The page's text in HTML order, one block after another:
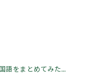
語をまとめてみた...